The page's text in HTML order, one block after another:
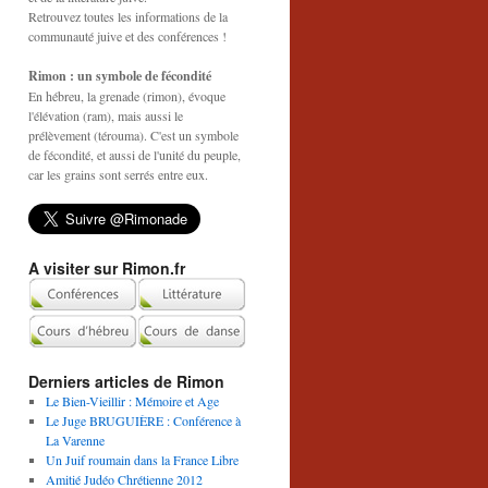
Retrouvez toutes les informations de la
communauté juive et des conférences !
Rimon : un symbole de fécondité
En hébreu, la grenade (rimon), évoque
l'élévation (ram), mais aussi le
prélèvement (térouma). C'est un symbole
de fécondité, et aussi de l'unité du peuple,
car les grains sont serrés entre eux.
A visiter sur Rimon.fr
Derniers articles de Rimon
Le Bien-Vieillir : Mémoire et Age
Le Juge BRUGUIÈRE : Conférence à
La Varenne
Un Juif roumain dans la France Libre
Amitié Judéo Chrétienne 2012